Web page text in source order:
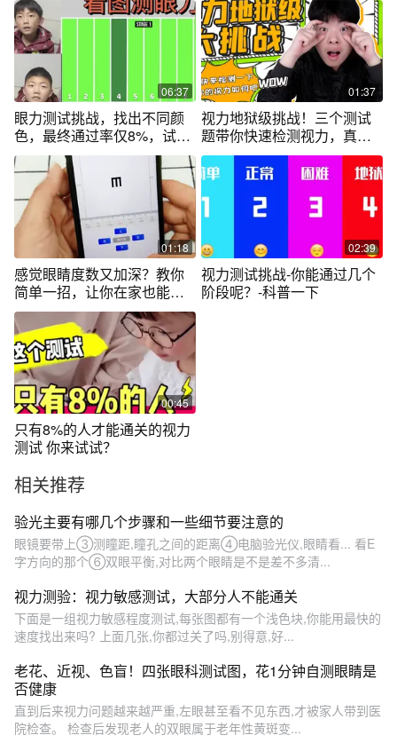
06:37
眼力测试挑战，找出不同颜
色，最终通过率仅8%，试试
你能过几关？
01:37
视力地狱级挑战！三个测试
题带你快速检测视力，真的
太准了
01:18
感觉眼睛度数又加深？教你
简单一招，让你在家也能测
视力
02:39
视力测试挑战-你能通过几个
阶段呢？-科普一下
00:45
只有8%的人才能通关的视力
测试 你来试试？
相关推荐
验光主要有哪几个步骤和一些细节要注意的
眼镜要带上③测瞳距,瞳孔之间的距离④电脑验光仪,眼睛看... 看E
字方向的那个⑥双眼平衡,对比两个眼睛是不是差不多清...
视力测验：视力敏感测试，大部分人不能通关
下面是一组视力敏感程度测试,每张图都有一个浅色块,你能用最快的
速度找出来吗? 上面几张,你都过关了吗,别得意,好...
老花、近视、色盲！四张眼科测试图，花1分钟自测眼睛是
否健康
直到后来视力问题越来越严重,左眼甚至看不见东西,才被家人带到医
院检查。 检查后发现老人的双眼属于老年性黄斑变...